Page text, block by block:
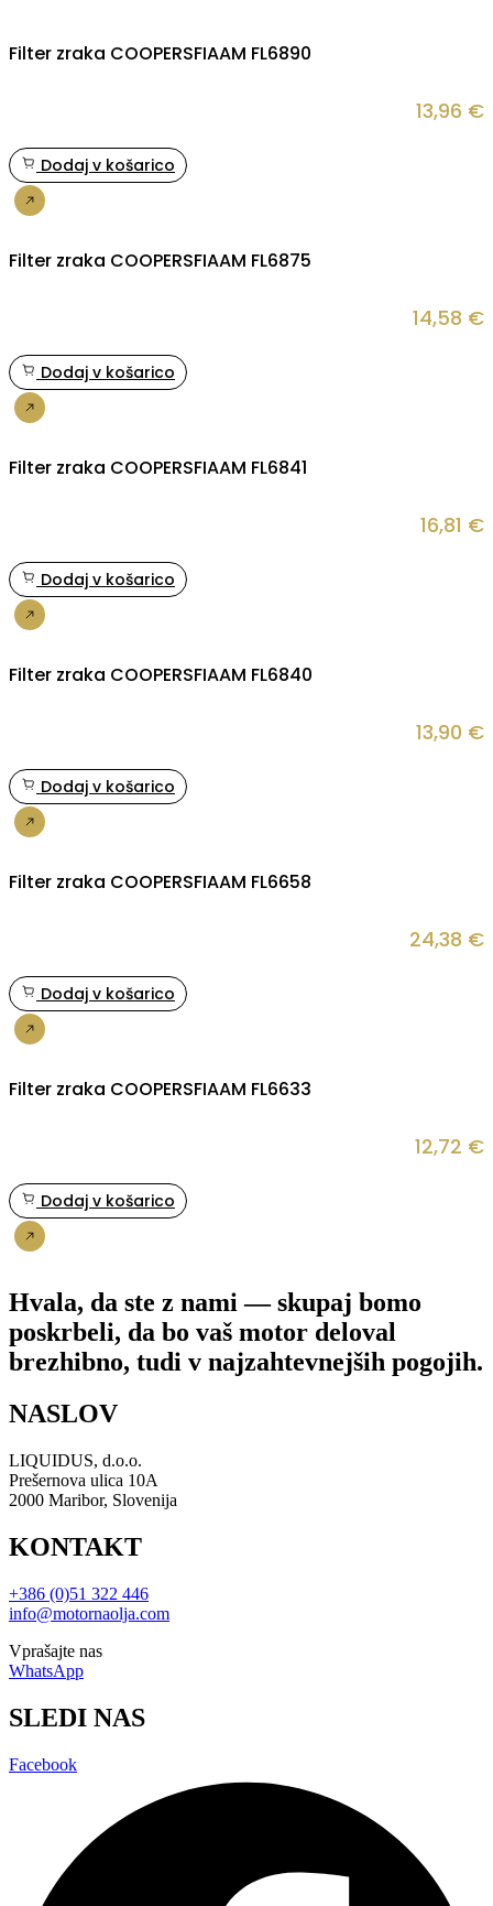
Filter zraka COOPERSFIAAM FL6890
13,96 €
Dodaj v košarico
Filter zraka COOPERSFIAAM FL6875
14,58 €
Dodaj v košarico
Filter zraka COOPERSFIAAM FL6841
16,81 €
Dodaj v košarico
Filter zraka COOPERSFIAAM FL6840
13,90 €
Dodaj v košarico
Filter zraka COOPERSFIAAM FL6658
24,38 €
Dodaj v košarico
Filter zraka COOPERSFIAAM FL6633
12,72 €
Dodaj v košarico
Hvala, da ste z nami — skupaj bomo
poskrbeli, da bo vaš motor deloval
brezhibno, tudi v najzahtevnejših pogojih.
NASLOV
LIQUIDUS, d.o.o.
Prešernova ulica 10A
2000 Maribor, Slovenija
KONTAKT
+386 (0)51 322 446
info@motornaolja.com
Vprašajte nas
WhatsApp
SLEDI NAS
Facebook